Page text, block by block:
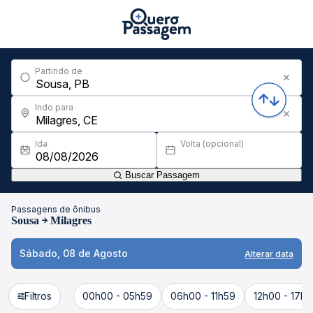
Partindo de
Indo para
Ida Volta (opcional)
Buscar Passagem
Passagens de ônibus
Sousa Milagres
Sábado, 08 de Agosto Alterar data
Filtros 00h00 - 05h59 06h00 - 11h59 12h00 -